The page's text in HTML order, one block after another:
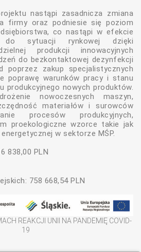
nastąpi zasadnicza zmiana
firmy oraz podniesie się poziom
co nastąpi w efekcie
do sytuacji rynkowej dzięki
produkcji innowacyjnych
do bezkontaktowej dezynfekcji
poprzez zakup specjalistycznych
poprawę warunków pracy i stanu
produkcyjnego nowych produktów.
nowoczesnych maszyn,
materiałów i surowców
procesów produkcyjnych,
proekologiczne wzorce takie jak
w sektorze MŚP.
838,00 PLN
758 668,54 PLN
REAKCJI UNII NA PANDEMIĘ COVID-
19